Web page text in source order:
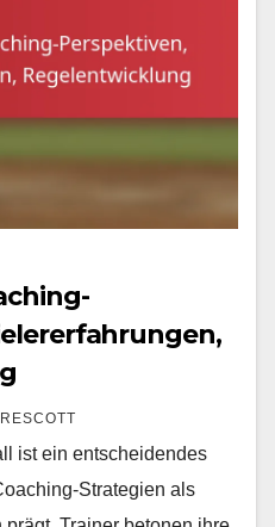
ist ein entscheidendes
Strategien als